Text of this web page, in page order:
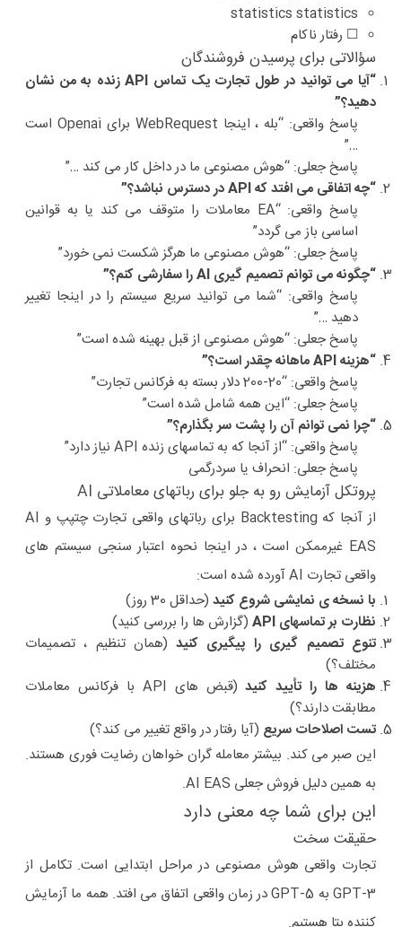
statistics statistics
☐ رفتار ناکام
سؤالاتی برای پرسیدن فروشندگان
“آیا می توانید در طول تجارت یک تماس API زنده به من نشان
دهید؟”
پاسخ واقعی: “بله ، اینجا WebRequest برای Openai است
…”
پاسخ جعلی: “هوش مصنوعی ما در داخل کار می کند …”
“چه اتفاقی می افتد که API در دسترس نباشد؟”
پاسخ واقعی: “EA معاملات را متوقف می کند یا به قوانین
اساسی باز می گردد”
پاسخ جعلی: “هوش مصنوعی ما هرگز شکست نمی خورد”
“چگونه می توانم تصمیم گیری AI را سفارشی کنم؟”
پاسخ واقعی: “شما می توانید سریع سیستم را در اینجا تغییر
دهید …”
پاسخ جعلی: “هوش مصنوعی از قبل بهینه شده است”
“هزینه API ماهانه چقدر است؟”
پاسخ واقعی: “20-200 دلار بسته به فرکانس تجارت”
پاسخ جعلی: “این همه شامل شده است”
“چرا نمی توانم آن را پشت سر بگذارم؟”
پاسخ واقعی: “از آنجا که به تماسهای زنده API نیاز دارد”
پاسخ جعلی: انحراف یا سردرگمی
پروتکل آزمایش رو به جلو برای رباتهای معاملاتی AI
از آنجا که Backtesting برای رباتهای واقعی تجارت چتپپ و AI
EAS غیرممکن است ، در اینجا نحوه اعتبار سنجی سیستم های
واقعی تجارت AI آورده شده است:
با نسخه ی نمایشی شروع کنید (حداقل 30 روز)
نظارت بر تماسهای API
(گزارش ها را بررسی کنید)
تنوع تصمیم گیری را پیگیری کنید (همان تنظیم ، تصمیمات
مختلف؟)
هزینه ها را تأیید کنید
(قبض های API با فرکانس معاملات
مطابقت دارند؟)
تست اصلاحات سریع (آیا رفتار در واقع تغییر می کند؟)
این صبر می کند. بیشتر معامله گران خواهان رضایت فوری هستند.
به همین دلیل فروش جعلی AI EAS.
این برای شما چه معنی دارد
حقیقت سخت
تجارت واقعی هوش مصنوعی در مراحل ابتدایی است. تکامل از
GPT-3 به GPT-5 در زمان واقعی اتفاق می افتد. همه ما آزمایش